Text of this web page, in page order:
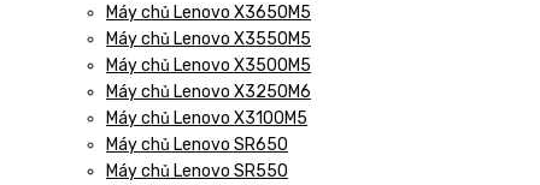
Máy chủ Lenovo X3650M5
Máy chủ Lenovo X3550M5
Máy chủ Lenovo X3500M5
Máy chủ Lenovo X3250M6
Máy chủ Lenovo X3100M5
Máy chủ Lenovo SR650
Máy chủ Lenovo SR550